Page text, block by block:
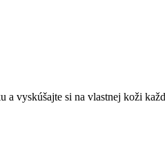
a vyskúšajte si na vlastnej koži